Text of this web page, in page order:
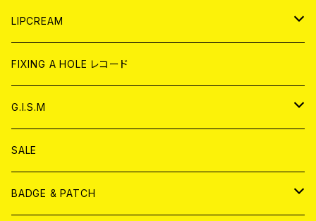
CD
ANALOG
WORLD
CD
ANALOG
JAPAN
CD
ANALOG
WORLD
CD
ANALOG
LIPCREAM
CD
アナログ
DVD
T-shirt & WEAR
FIXING A HOLE レコード
G.I.S.M
CD
ANALOG
SALE
BADGE & PATCH